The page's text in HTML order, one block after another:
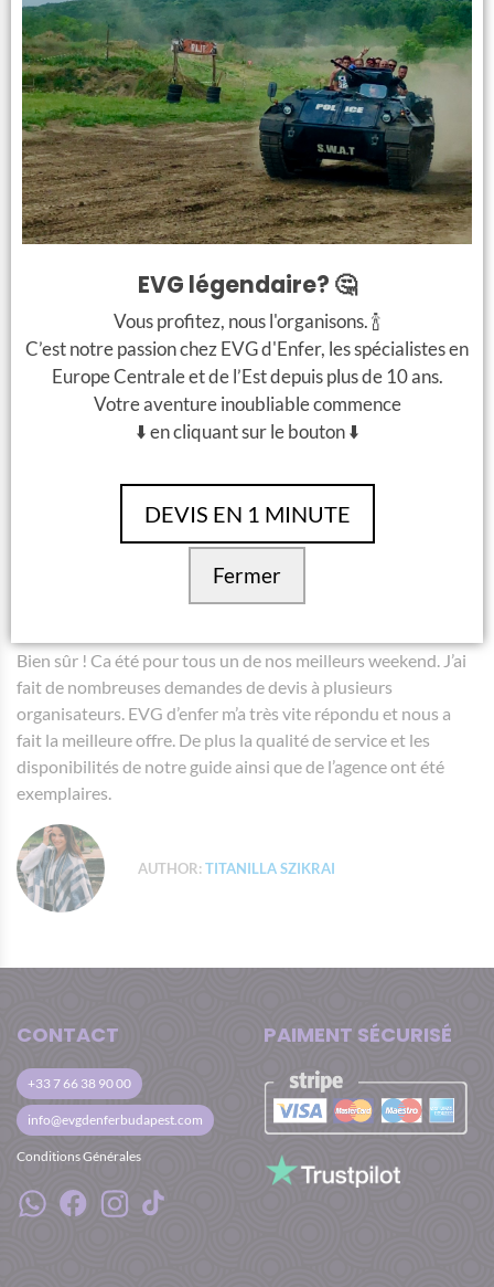
Qu’est-ce que vous changeriez dans l’organisation?
Absolument rien. Tout était très bien organisé.
Qu’est-ce que vous pensez des prix de Budapest?
Très abordable, hormis les taxis qui n’hésitent pas à
surfacturer les touristes.
Quels restaurants, boites, clubs, bars vous avez aimé le
plus? Lesquels vous recommanderiez aux autres?
Nous avons pris la réservation entrée VIP au club Ötkert.
C’était un super club avec du très bon son. Heureusement
aurions payé bien plus chère sur place.
Choiseriez-vous Budapest et EVG d’Enfer comme
prochaine destination/organisateur de votre future
Bien sûr ! Ca été pour tous un de nos meilleurs weekend. J’ai
fait de nombreuses demandes de devis à plusieurs
organisateurs. EVG d’enfer m’a très vite répondu et nous a
fait la meilleure offre. De plus la qualité de service et les
disponibilités de notre guide ainsi que de l’agence ont été
exemplaires.
AUTHOR:TITANILLA SZIKRAI
CONTACT
+33 7 66 38 90 00
info@evgdenferbudapest.com
Conditions Générales
PAIMENT SÉCURISÉ
EVG légendaire? 🤔
Vous profitez, nous l'organisons. 🍾
C’est notre passion chez EVG d'Enfer, les spécialistes en
Europe Centrale et de l’Est depuis plus de 10 ans.
Votre aventure inoubliable commence
⬇️ en cliquant sur le bouton ⬇️
DEVIS EN 1 MINUTE
Fermer